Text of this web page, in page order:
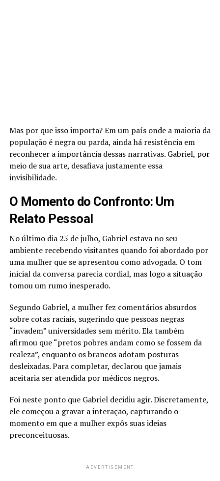
Mas por que isso importa? Em um país onde a maioria da
população é negra ou parda, ainda há resistência em
reconhecer a importância dessas narrativas. Gabriel, por
meio de sua arte, desafiava justamente essa
invisibilidade.
O Momento do Confronto: Um
Relato Pessoal
No último dia 25 de julho, Gabriel estava no seu
ambiente recebendo visitantes quando foi abordado por
uma mulher que se apresentou como advogada. O tom
inicial da conversa parecia cordial, mas logo a situação
tomou um rumo inesperado.
Segundo Gabriel, a mulher fez comentários absurdos
sobre cotas raciais, sugerindo que pessoas negras
“invadem” universidades sem mérito. Ela também
afirmou que “pretos pobres andam como se fossem da
realeza”, enquanto os brancos adotam posturas
desleixadas. Para completar, declarou que jamais
aceitaria ser atendida por médicos negros.
Foi neste ponto que Gabriel decidiu agir. Discretamente,
ele começou a gravar a interação, capturando o
momento em que a mulher expôs suas ideias
preconceituosas.
ADVERTISEMENT